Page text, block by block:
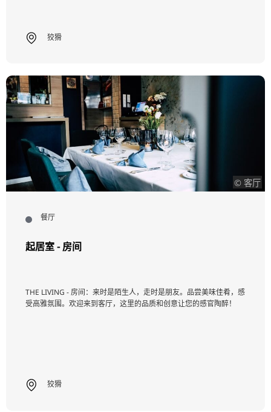
狡猾
© 客厅
餐厅
起居室 - 房间
THE LIVING - 房间：来时是陌生人，走时是朋友。品尝美味佳肴，感
受高雅氛围。欢迎来到客厅，这里的品质和创意让您的感官陶醉！
狡猾